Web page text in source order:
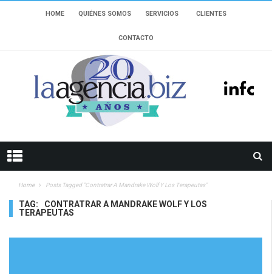
HOME QUIÉNES SOMOS SERVICIOS CLIENTES
CONTACTO
Home Posts Tagged "Contratrar A Mandrake Wolf Y Los Terapeutas"
TAG:
CONTRATRAR A MANDRAKE WOLF Y LOS
TERAPEUTAS